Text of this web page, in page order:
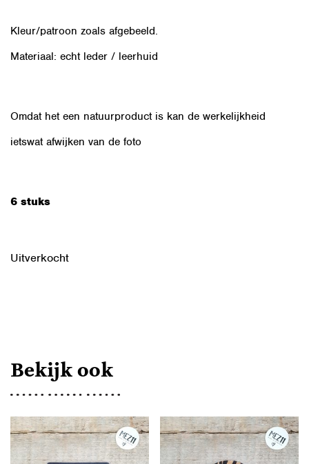
Kleur/patroon zoals afgebeeld.
Materiaal: echt leder / leerhuid
Omdat het een natuurproduct is kan de werkelijkheid
ietswat afwijken van de foto
6 stuks
Uitverkocht
Bekijk ook